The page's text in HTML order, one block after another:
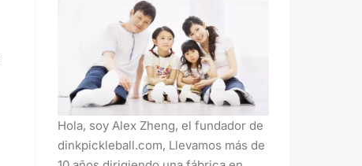
Hola, soy Alex Zheng, el fundador de
dinkpickleball.com, Llevamos más de